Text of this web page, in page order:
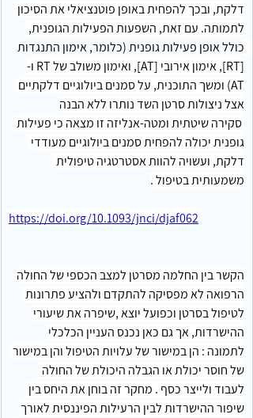
דלקת, ובכך להפחית באופן פוטנציאלי את הסיכון
לתמותה. עם זאת, השפעות הפעילות הגופנית,
כולל אופן פעילות גופנית (כלומר, אימון התנגדות
[RT], אימון אירובי [AT], ואימון משולב של RT ו-
AT) ומשך התוכנית, על סמנים ביולוגיים דלקתיים
אצל ניצולות סרטן השד נותרו ללא הבנה
סקירה שיטתית ומטה-אנליזה זו מצאה כי פעילות
גופנית יכולה להפחית סמנים ביולוגיים מעודדי
דלקת, ועשויה להוות אסטרטגיה טיפולית
משמעותית בטיפול .
https://doi.org/10.1093/jnci/djaf062
הקשר בין החלמה מסרטן למצב הכספי של החולה
הרפואה לא מפסיקה להתקדם ולהציע פתרונות
לטיפול בסרטן וכפועל יוצא ,שיפרה את שיעורי
ההישרדות, אך גם כאן נכנס העניין הכלכלי
לתמונה : הן במישור של עלויות הטיפול והן במישור
של חוסר יכולת או הגבלה היכולת של החולה
לעבוד ולייצר כסף . מחקר זה בוחן את היחס בין
שיפור ההישרדות לבין הרעילות הפיננסית לאורך